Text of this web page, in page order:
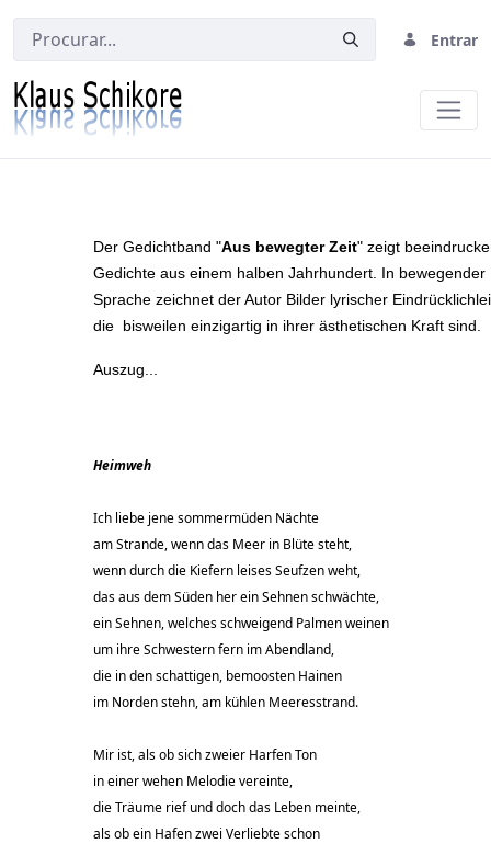
Entrar
Der Gedichtband "Aus bewegter Zeit" zeigt
Gedichte aus einem halben Jahrhundert. In bewegender
Sprache zeichnet der Autor Bilder lyrischer
die bisweilen einzigartig in ihrer ästhetischen Kraft sind.
Auszug...
Heimweh
Ich liebe jene sommermüden Nächte
am Strande, wenn das Meer in Blüte steht,
wenn durch die Kiefern leises Seufzen weht,
das aus dem Süden her ein Sehnen schwächte,
ein Sehnen, welches schweigend Palmen weinen
um ihre Schwestern fern im Abendland,
die in den schattigen, bemoosten Hainen
im Norden stehn, am kühlen Meeresstrand.
Mir ist, als ob sich zweier Harfen Ton
in einer wehen Melodie vereinte,
die Träume rief und doch das Leben meinte,
als ob ein Hafen zwei Verliebte schon